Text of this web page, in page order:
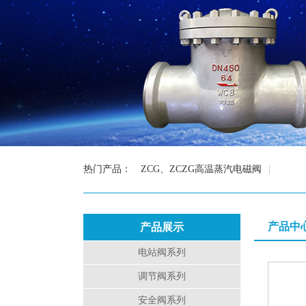
热门产品： ZCG、ZCZG高温蒸汽电磁阀
产品展示
电站阀系列
调节阀系列
安全阀系列
产品中